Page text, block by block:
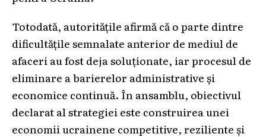
Totodată, autoritățile afirmă că o parte dintre
dificultățile semnalate anterior de mediul de
afaceri au fost deja soluționate, iar procesul de
eliminare a barierelor administrative și
economice continuă. În ansamblu, obiectivul
declarat al strategiei este construirea unei
economii ucrainene competitive, reziliente și